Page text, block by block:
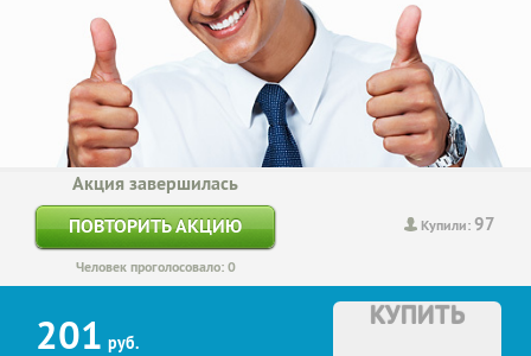
Купили:97
Акция завершилась
ПОВТОРИТЬ АКЦИЮ
Человек проголосовало: 0
201 руб.
КУПИТЬ